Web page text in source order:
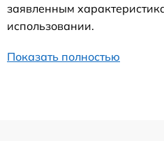
заявленным
использовании.
Показать полностью